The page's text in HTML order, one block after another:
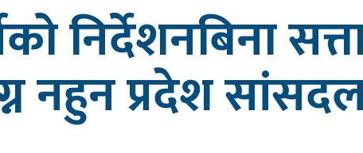
निर्देशनबिना
नहुन प्रदेश